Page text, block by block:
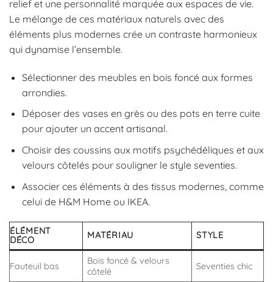
relief et une personnalité marquée aux espaces de vie.
Le mélange de ces matériaux naturels avec des
éléments plus modernes crée un contraste harmonieux
qui dynamise l’ensemble.
Sélectionner des meubles en bois foncé aux formes
arrondies.
Déposer des vases en grès ou des pots en terre cuite
pour ajouter un accent artisanal.
Choisir des coussins aux motifs psychédéliques et aux
velours côtelés pour souligner le style seventies.
Associer ces éléments à des tissus modernes, comme
celui de H&M Home ou IKEA.
ÉLÉMENT
DÉCO
MATÉRIAU STYLE
Fauteuil bas
Bois foncé & velours
côtelé
Seventies chic